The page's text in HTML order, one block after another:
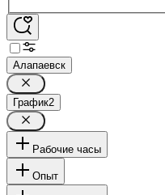
Алапаевск
График2
Рабочие часы
Опыт